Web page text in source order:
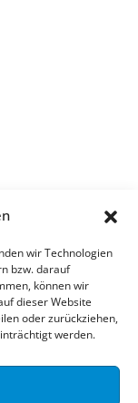
wir Technologien
bzw. darauf
können wir
dieser Website
oder zurückziehen,
werden.